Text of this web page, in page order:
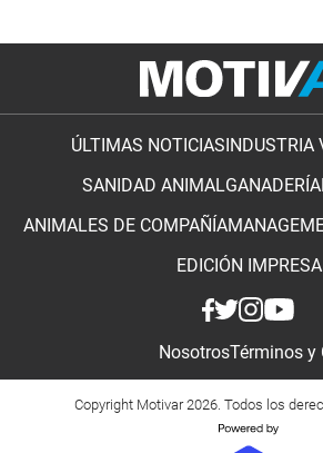
ÚLTIMAS NOTICIAS INDUSTRIA
SANIDAD ANIMALGANADERÍA
ANIMALES DE COMPAÑÍA
EDICIÓN IMPRESA
NosotrosTérminos y
Copyright Motivar 2026. Todos los